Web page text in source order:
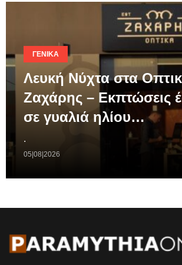
ΓΕΝΙΚΆ
Λευκή Νύχτα στα
Ζαχάρης – Εκπτώσεις
σε γυαλιά ηλίου…
.
05|08|2026